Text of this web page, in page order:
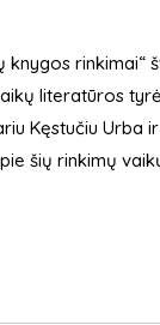
knygos rinkimai“
literatūros
Kęstučiu Urba
šių rinkimų